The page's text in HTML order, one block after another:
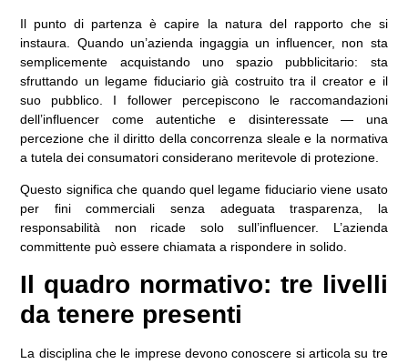
Il punto di partenza è capire la natura del rapporto che si
instaura. Quando un’azienda ingaggia un influencer, non sta
semplicemente acquistando uno spazio pubblicitario: sta
sfruttando un legame fiduciario già costruito tra il creator e il
suo pubblico. I follower percepiscono le raccomandazioni
dell’influencer come autentiche e disinteressate — una
percezione che il diritto della concorrenza sleale e la normativa
a tutela dei consumatori considerano meritevole di protezione.
Questo significa che quando quel legame fiduciario viene usato
per fini commerciali senza adeguata trasparenza, la
responsabilità non ricade solo sull’influencer. L’azienda
committente può essere chiamata a rispondere in solido.
Il quadro normativo: tre livelli
da tenere presenti
La disciplina che le imprese devono conoscere si articola su tre